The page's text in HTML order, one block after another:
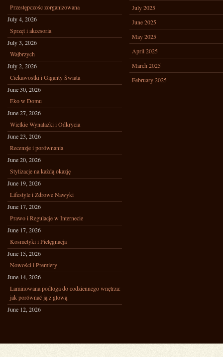
Przestępczośc zorganizowana
July 4, 2026
Sprzęt i akcesoria
July 3, 2026
Wałbrzych
July 2, 2026
Ciekawostki i Giganty Świata
June 30, 2026
Eko w Domu
June 27, 2026
Wielkie Wynalazki i Odkrycia
June 23, 2026
Recenzje i porównania
June 20, 2026
Stylizacje na każdą okazję
June 19, 2026
Lifestyle i Zdrowe Nawyki
June 17, 2026
Prawo i Regulacje w Internecie
June 17, 2026
Kosmetyki i Pielęgnacja
June 15, 2026
Nowości i Premiery
June 14, 2026
Laminowana podłoga do codziennego wnętrza:
jak porównać ją z głową
June 12, 2026
July 2025
June 2025
May 2025
April 2025
March 2025
February 2025